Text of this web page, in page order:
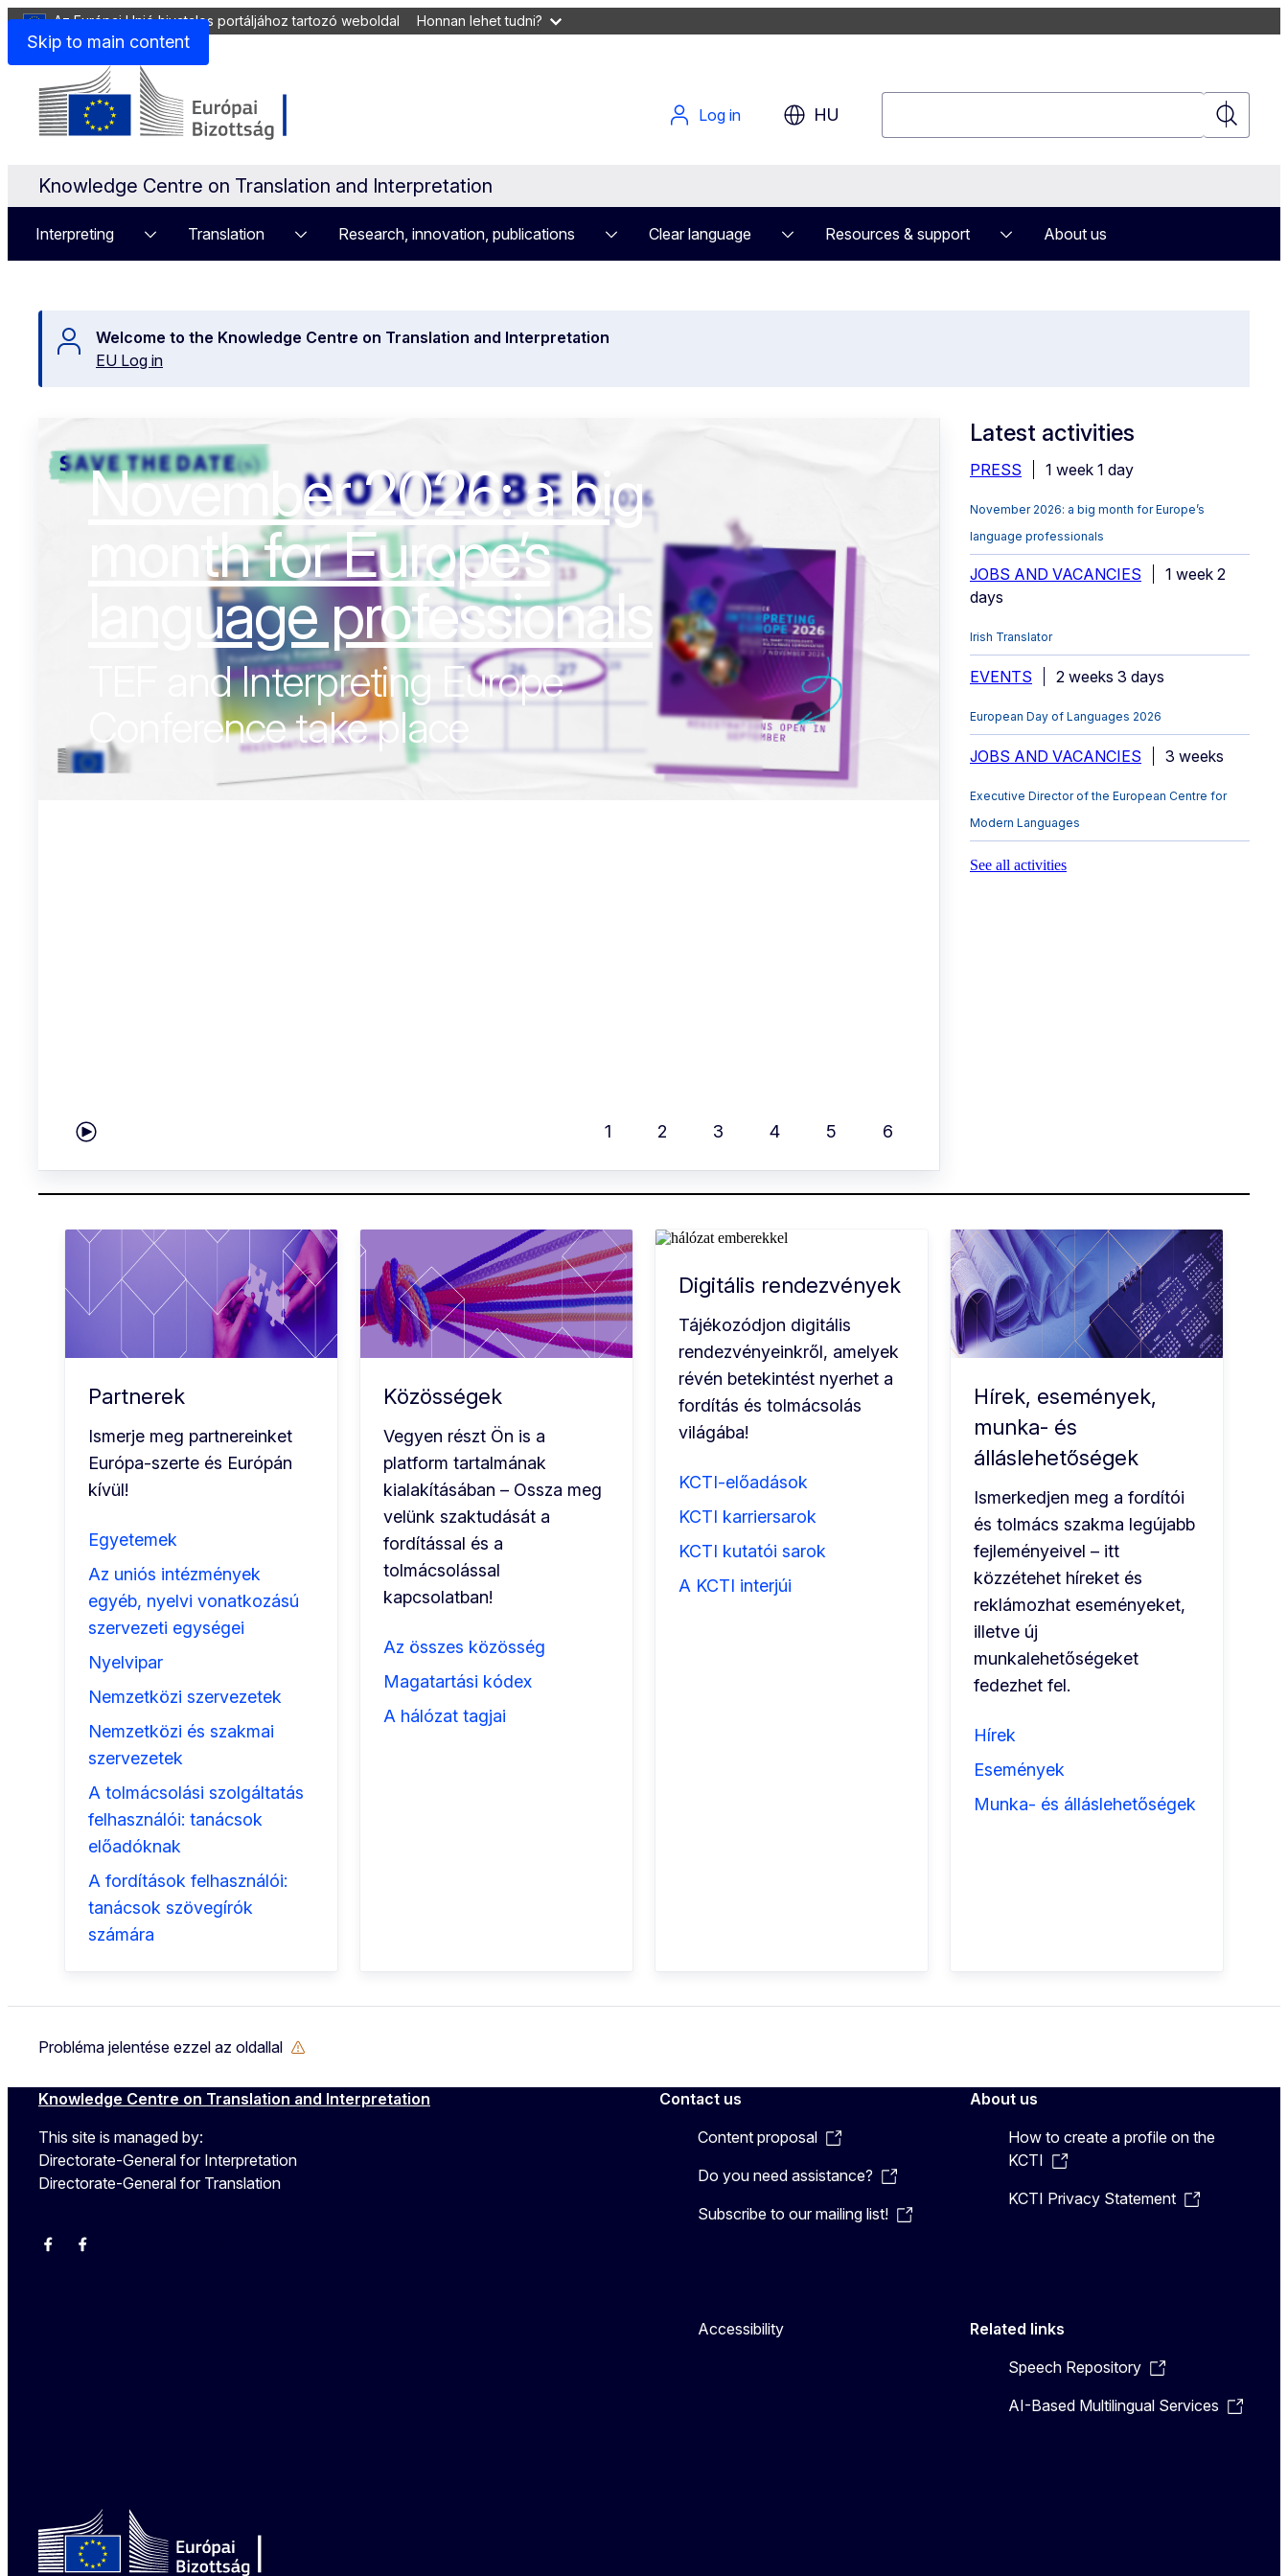
Skip to main content
Az Európai Unió hivatalos portáljához tartozó weboldal Honnan lehet tudni?
Log in HU
Search
Knowledge Centre on Translation and Interpretation
Interpreting Translation Research, innovation, publications Clear language Resources & support About us
Welcome to the Knowledge Centre on Translation and Interpretation
EU Log in
Play carousel
1 2 3 4 5 6
November 2026: a big
month for Europe’s
language professionals
TEF and Interpreting Europe
Conference take place
VIAVA-
Congress
Access to
Multilingual and
for Victims of
Latest activities
PRESS 1 week 1 day
November 2026: a big month for Europe’s
language professionals
JOBS AND VACANCIES
1 week 2
days
Irish Translator
EVENTS 2 weeks 3 days
European Day of Languages 2026
JOBS AND VACANCIES 3 weeks
Executive Director of the European Centre for
Modern Languages
See all activities
Partnerek
Ismerje meg partnereinket
Európa-szerte és Európán
kívül!
Egyetemek
Az uniós intézmények
egyéb, nyelvi vonatkozású
szervezeti egységei
Nyelvipar
Nemzetközi szervezetek
Nemzetközi és szakmai
szervezetek
A tolmácsolási szolgáltatás
felhasználói: tanácsok
előadóknak
A fordítások felhasználói:
tanácsok szövegírók
számára
Közösségek
Vegyen részt Ön is a
platform tartalmának
kialakításában – Ossza meg
velünk szaktudását a
fordítással és a
tolmácsolással
kapcsolatban!
Az összes közösség
Magatartási kódex
A hálózat tagjai
Digitális rendezvények
Tájékozódjon digitális
rendezvényeinkről, amelyek
révén betekintést nyerhet a
fordítás és tolmácsolás
világába!
KCTI-előadások
KCTI karriersarok
KCTI kutatói sarok
A KCTI interjúi
Hírek, események,
munka- és
álláslehetőségek
Ismerkedjen meg a fordítói
és tolmács szakma legújabb
fejleményeivel – itt
közzétehet híreket és
reklámozhat eseményeket,
illetve új
munkalehetőségeket
fedezhet fel.
Hírek
Események
Munka- és álláslehetőségek
Probléma jelentése ezzel az oldallal
Knowledge Centre on Translation and Interpretation
This site is managed by:
Directorate-General for Interpretation
Directorate-General for Translation
EU Interpreters
Translating for Europe
Contact us
Content proposal
Do you need assistance?
Subscribe to our mailing list!
About us
How to create a profile on the
KCTI
KCTI Privacy Statement
Accessibility
Related links
Speech Repository
AI-Based Multilingual Services